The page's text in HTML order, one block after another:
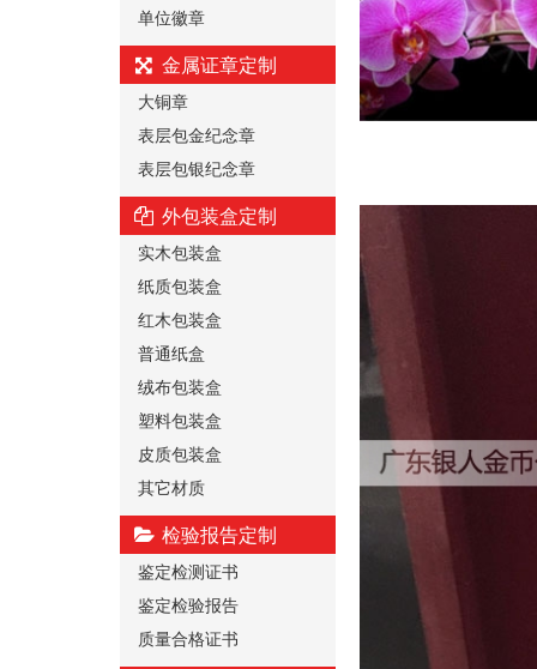
单位徽章
金属证章定制
大铜章
表层包金纪念章
表层包银纪念章
外包装盒定制
实木包装盒
纸质包装盒
红木包装盒
普通纸盒
绒布包装盒
塑料包装盒
皮质包装盒
其它材质
检验报告定制
鉴定检测证书
鉴定检验报告
质量合格证书